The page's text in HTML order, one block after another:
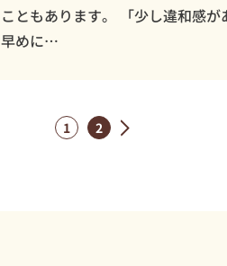
こともあります。 「少し違和感が
早めに…
1 2 »